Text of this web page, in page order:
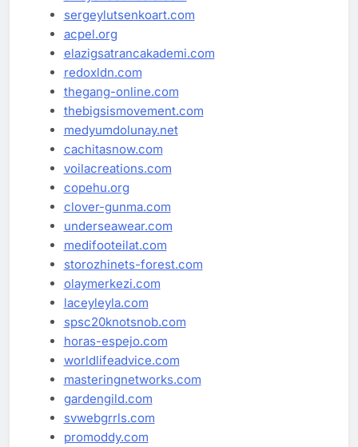
sergeylutsenkoart.com
acpel.org
elazigsatrancakademi.com
redoxldn.com
thegang-online.com
thebigsismovement.com
medyumdolunay.net
cachitasnow.com
voilacreations.com
copehu.org
clover-gunma.com
underseawear.com
medifooteilat.com
storozhinets-forest.com
olaymerkezi.com
laceyleyla.com
spsc20knotsnob.com
horas-espejo.com
worldlifeadvice.com
masteringnetworks.com
gardengild.com
svwebgrrls.com
promoddy.com